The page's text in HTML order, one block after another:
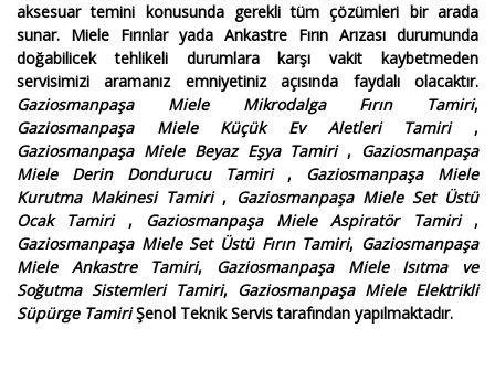
aksesuar temini konusunda gerekli tüm çözümleri bir arada
sunar. Miele Fırınlar yada Ankastre Fırın Arızası durumunda
doğabilicek tehlikeli durumlara karşı vakit kaybetmeden
servisimizi aramanız emniyetiniz açısında faydalı olacaktır.
Gaziosmanpaşa Miele Mikrodalga Fırın Tamiri,
Gaziosmanpaşa Miele Küçük Ev Aletleri Tamiri ,
Gaziosmanpaşa Miele Beyaz Eşya Tamiri , Gaziosmanpaşa
Miele Derin Dondurucu Tamiri , Gaziosmanpaşa Miele
Kurutma Makinesi Tamiri , Gaziosmanpaşa Miele Set Üstü
Ocak Tamiri , Gaziosmanpaşa Miele Aspiratör Tamiri ,
Gaziosmanpaşa Miele Set Üstü Fırın Tamiri, Gaziosmanpaşa
Miele Ankastre Tamiri, Gaziosmanpaşa Miele Isıtma ve
Soğutma Sistemleri Tamiri, Gaziosmanpaşa Miele Elektrikli
Süpürge TamiriŞenol Teknik Servis tarafından yapılmaktadır.